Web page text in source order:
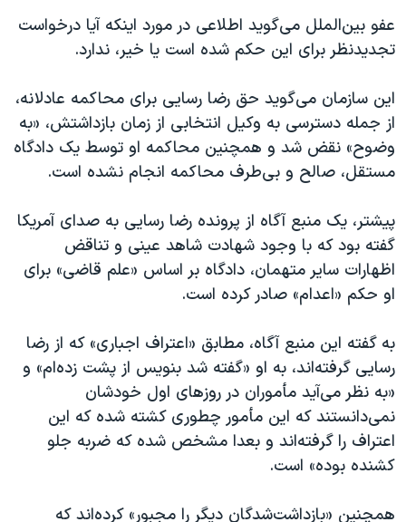
عفو بین‌الملل می‌گوید اطلاعی در مورد اینکه آیا درخواست
تجدیدنظر برای این حکم شده است یا خیر، ندارد.
این سازمان می‌گوید حق رضا رسایی برای محاکمه عادلانه،
از جمله دسترسی به وکیل انتخابی از زمان بازداشتش، «به
وضوح» نقض شد و همچنین محاکمه او توسط یک دادگاه
مستقل، صالح و بی‌طرف محاکمه انجام نشده است.
پیشتر، یک منبع آگاه از پرونده رضا رسایی به صدای آمریکا
گفته بود که با وجود شهادت شاهد عینی و تناقض
اظهارات سایر متهمان، دادگاه بر اساس «علم قاضی» برای
او حکم «اعدام» صادر کرده است.
به گفته این منبع آگاه، مطابق «اعتراف اجباری» که از رضا
رسایی گرفته‌اند، به او «گفته‌ شد بنویس از پشت زده‌ام» و
«به نظر می‌آید مأموران در روزهای اول خودشان
نمی‌دانستند که این مأمور چطوری کشته شده که این
اعتراف را گرفته‌اند و بعدا مشخص شده که ضربه جلو
کشنده بوده» است.
همچنین «بازداشت‌شدگان دیگر را مجبور» کرده‌اند که